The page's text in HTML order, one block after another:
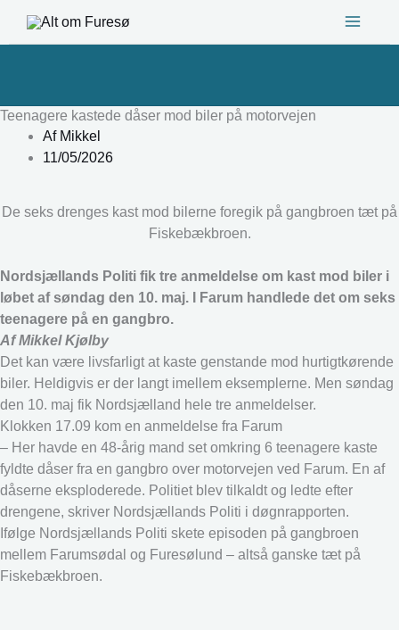
Teenagere kastede dåser mod biler på motorvejen
AfMikkel
11/05/2026
De seks drenges kast mod bilerne foregik på gangbroen tæt på
Fiskebækbroen.
Nordsjællands Politi fik tre anmeldelse om kast mod biler i
løbet af søndag den 10. maj. I Farum handlede det om seks
teenagere på en gangbro.
Af Mikkel Kjølby
Det kan være livsfarligt at kaste genstande mod hurtigtkørende
biler. Heldigvis er der langt imellem eksemplerne. Men søndag
den 10. maj fik Nordsjælland hele tre anmeldelser.
Klokken 17.09 kom en anmeldelse fra Farum
– Her havde en 48-årig mand set omkring 6 teenagere kaste
fyldte dåser fra en gangbro over motorvejen ved Farum. En af
dåserne eksploderede. Politiet blev tilkaldt og ledte efter
drengene, skriver Nordsjællands Politi i døgnrapporten.
Ifølge Nordsjællands Politi skete episoden på gangbroen
mellem Farumsødal og Furesølund – altså ganske tæt på
Fiskebækbroen.